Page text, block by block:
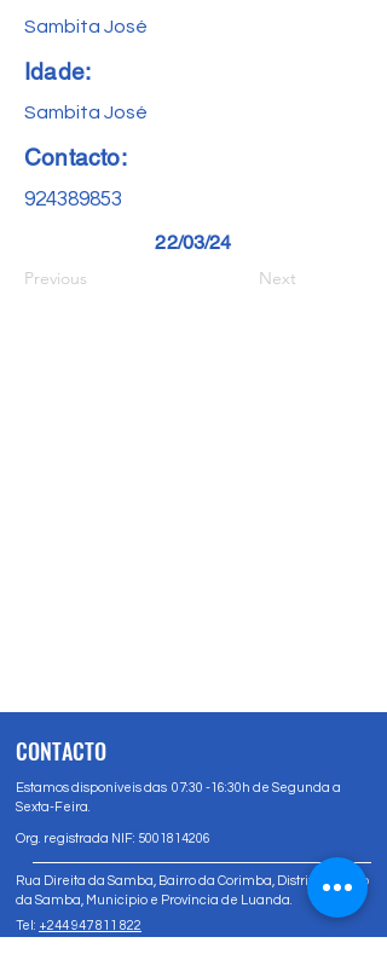
Sambita José
Idade:
Sambita José
Contacto:
924389853
22/03/24
Previous Next
CONTACTO
Estamos disponíveis das 07:30 -16:30h de Segunda a
Sexta-Feira.
Org. registrada NIF: 5001814206
Rua Direita da Samba, Bairro da Corimba, Distrito Urbano
da Samba, Município e Província de Luanda.
Tel: +244 947 811 822